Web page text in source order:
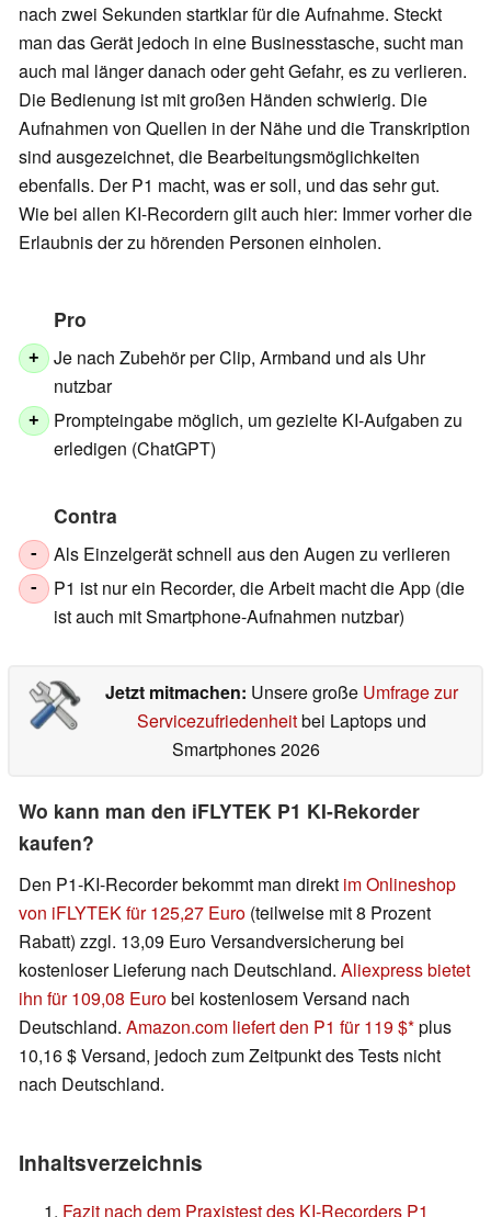
nach zwei Sekunden startklar für die Aufnahme. Steckt
man das Gerät jedoch in eine Businesstasche, sucht man
auch mal länger danach oder geht Gefahr, es zu verlieren.
Die Bedienung ist mit großen Händen schwierig. Die
Aufnahmen von Quellen in der Nähe und die Transkription
sind ausgezeichnet, die Bearbeitungsmöglichkeiten
ebenfalls. Der P1 macht, was er soll, und das sehr gut.
Wie bei allen KI-Recordern gilt auch hier: Immer vorher die
Erlaubnis der zu hörenden Personen einholen.
Pro
+
Je nach Zubehör per Clip, Armband und als Uhr
nutzbar
+
Prompteingabe möglich, um gezielte KI-Aufgaben zu
erledigen (ChatGPT)
Contra
- Als Einzelgerät schnell aus den Augen zu verlieren
-
P1 ist nur ein Recorder, die Arbeit macht die App (die
ist auch mit Smartphone-Aufnahmen nutzbar)
Jetzt mitmachen: Unsere große Umfrage zur
Servicezufriedenheitbei Laptops und
Smartphones 2026
Wo kann man den iFLYTEK P1 KI-Rekorder
kaufen?
Den P1-KI-Recorder bekommt man direkt im Onlineshop
von iFLYTEK für 125,27 Euro (teilweise mit 8 Prozent
Rabatt) zzgl. 13,09 Euro Versandversicherung bei
kostenloser Lieferung nach Deutschland. Aliexpress bietet
ihn für 109,08 Eurobei kostenlosem Versand nach
Deutschland. Amazon.com liefert den P1 für 119 $ plus
10,16 $ Versand, jedoch zum Zeitpunkt des Tests nicht
nach Deutschland.
Inhaltsverzeichnis
Fazit nach dem Praxistest des KI-Recorders P1